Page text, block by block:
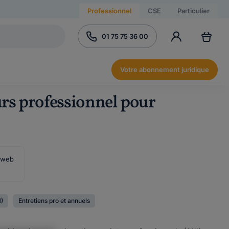
Professionnel CSE Particulier
01 75 75 36 00
Votre abonnement juridique
professionnel pour
Entretiens pro et annuels